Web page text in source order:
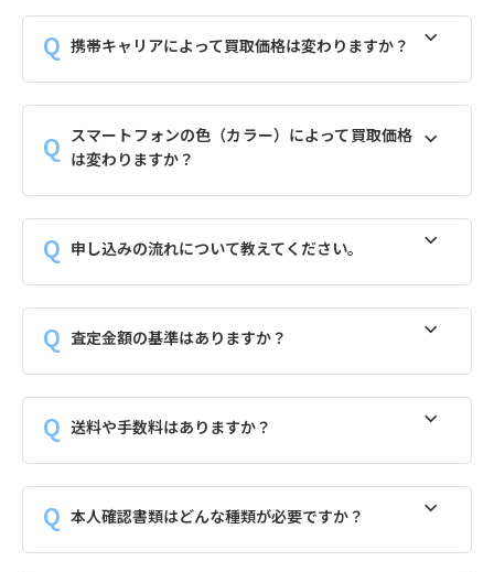
携帯キャリアによって買取価格は変わりますか？
スマートフォンの色（カラー）によって買取価格
は変わりますか？
申し込みの流れについて教えてください。
査定金額の基準はありますか？
送料や手数料はありますか？
本人確認書類はどんな種類が必要ですか？